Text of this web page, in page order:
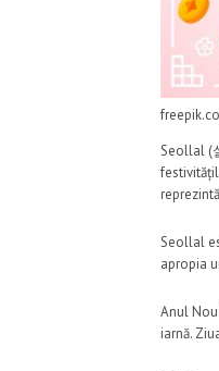
Seollal (
Seollal
apropia
Anul
iarnă.